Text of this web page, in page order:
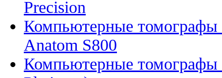
Precision
Компьютерные томографы
Anatom S800
Компьютерные томографы